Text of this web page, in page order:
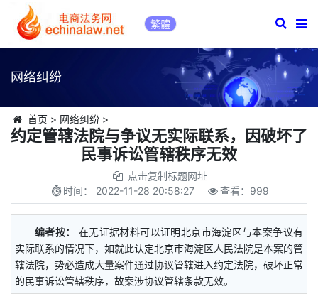
繁體
网络纠纷
首页 > 网络纠纷>
约定管辖法院与争议无实际联系，因破坏了
民事诉讼管辖秩序无效
点击复制标题网址
时间： 2022-11-28 20:58:27 查看： 999
编者按：
在无证据材料可以证明北京市海淀区与本案争议有
实际联系的情况下，如就此认定北京市海淀区人民法院是本案的管
辖法院，势必造成大量案件通过协议管辖进入约定法院，破坏正常
的民事诉讼管辖秩序，故案涉协议管辖条款无效。